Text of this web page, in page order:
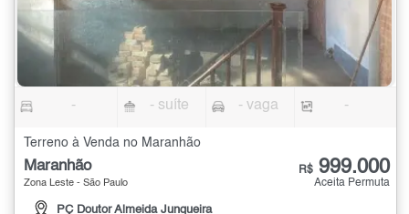
- - suíte - vaga -
Terreno à Venda no Maranhão
Maranhão
Zona Leste - São Paulo
PÇ Doutor Almeida Junqueira
R$ 999.000
Aceita Permuta